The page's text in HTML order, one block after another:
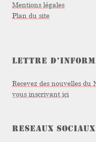
Mentions légales
Plan du site
LETTRE
Recevez des nouvelles
vous inscrivant ici
RESEAUX SOCIAUX